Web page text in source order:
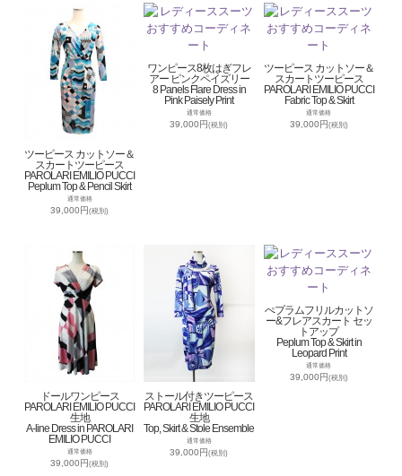
ツーピース カットソー＆
スカートツーピース
PAROLARI EMILIO PUCCI
Peplum Top & Pencil Skirt
通常価格
39,000円(税別)
ワンピース8枚はぎフレ
アー ピンクペイズリー
8 Panels Flare Dress in
Pink Paisely Print
通常価格
39,000円(税別)
ツーピース カットソー＆
スカートツーピース
PAROLARI EMILIO PUCCI
Fabric Top & Skirt
通常価格
39,000円(税別)
ドールワンピース
PAROLARI EMILIO PUCCI
生地
A-line Dress in PAROLARI
EMILIO PUCCI
通常価格
39,000円(税別)
ストール付きツーピース
PAROLARI EMILIO PUCCI
生地
Top, Skirt & Stole Ensemble
通常価格
39,000円(税別)
ぺプラムフリルカットソ
ー&フレアスカート セッ
トアップ
Peplum Top & Skirt in
Leopard Print
通常価格
39,000円(税別)